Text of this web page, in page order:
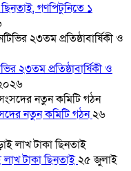
গণপিটুনিতে ১
২৩তম প্রতিষ্ঠাবার্ষিকী ও
নতুন কমিটি গঠন২৬
টাকা ছিনতাই২৫ জুলাই